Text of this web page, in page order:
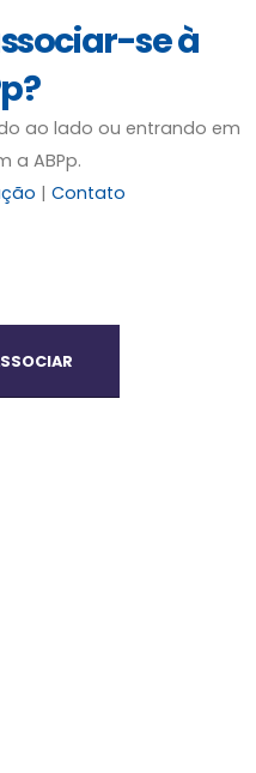
se à
ao lado ou entrando em
a ABPp.
| Contato